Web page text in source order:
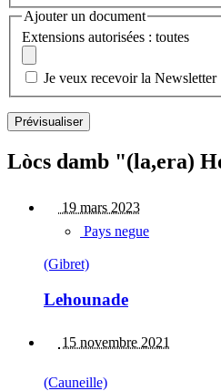
Ajouter un document
Extensions autorisées : toutes
Je veux recevoir la Newsletter
Lòcs damb "(la,era)
19 mars 2023
Pays negue
(Gibret)
Lehounade
15 novembre 2021
(Cauneille)